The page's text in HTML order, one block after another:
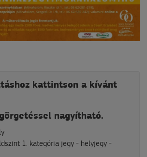
kattintson a kívánt
nagyítható.
1. kategória jegy - helyjegy -